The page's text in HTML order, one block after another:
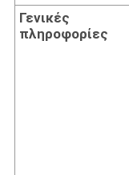
Γενικές
πληροφορίες